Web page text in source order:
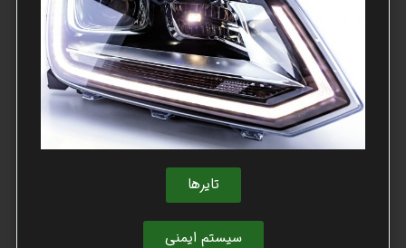
تایرها
سیستم ایمنی